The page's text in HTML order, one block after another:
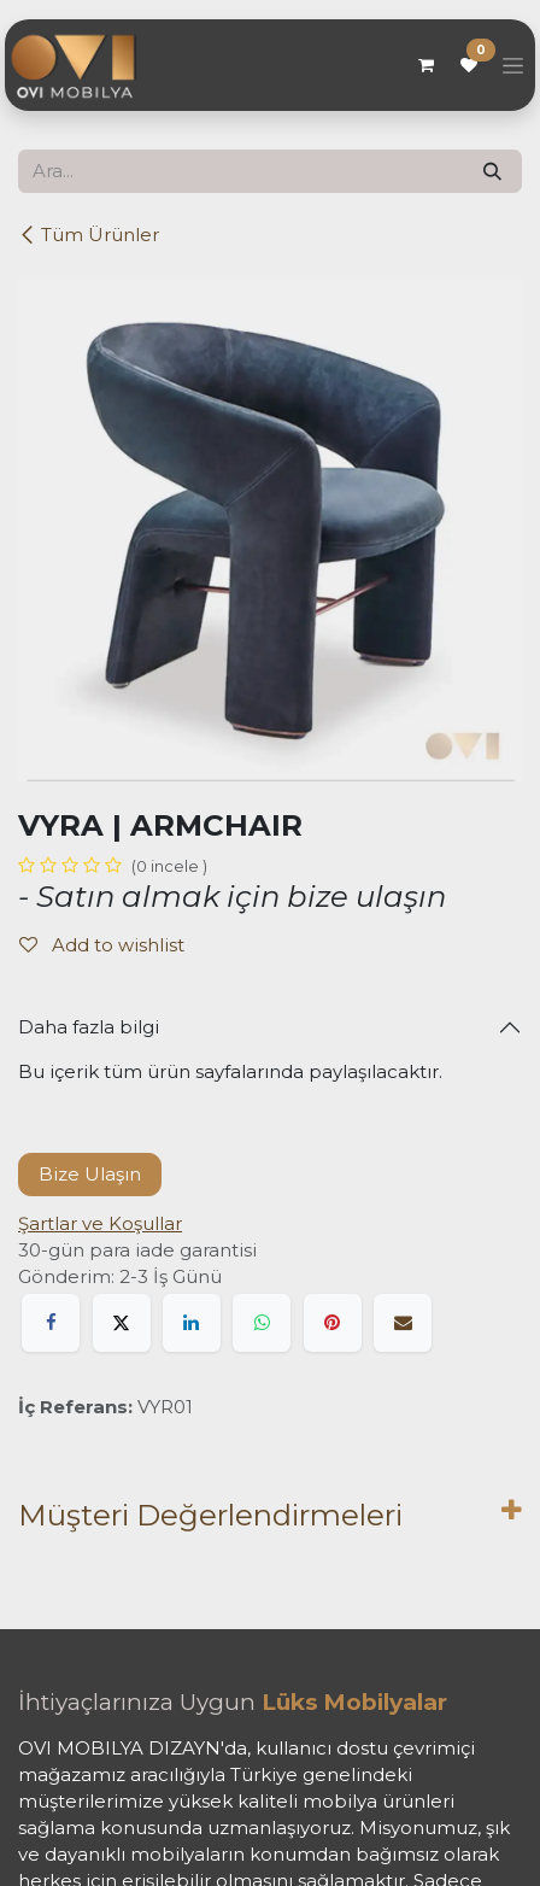
0
Tüm Ürünler
VYRA | ARMCHAIR
(0 incele )
- Satın almak için bize ulaşın
Add to wishlist
Daha fazla bilgi
Bu içerik tüm ürün sayfalarında paylaşılacaktır.
Bize Ulaşın
Şartlar ve Koşullar
30-gün para iade garantisi
Gönderim: 2-3 İş Günü
İç Referans: VYR01
Müşteri Değerlendirmeleri
İhtiyaçlarınıza Uygun Lüks Mobilyalar
OVI MOBILYA DIZAYN'da, kullanıcı dostu çevrimiçi
mağazamız aracılığıyla Türkiye genelindeki
müşterilerimize yüksek kaliteli mobilya ürünleri
sağlama konusunda uzmanlaşıyoruz. Misyonumuz, şık
ve dayanıklı mobilyaların konumdan bağımsız olarak
herkes için erişilebilir olmasını sağlamaktır. Sadece